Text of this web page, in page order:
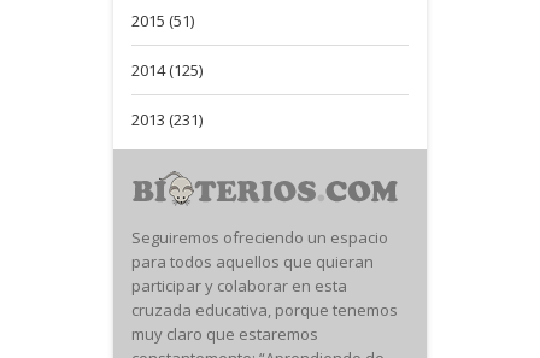
2015 (51)
2014 (125)
2013 (231)
Seguiremos ofreciendo un espacio
para todos aquellos que quieran
participar y colaborar en esta
cruzada educativa, porque tenemos
muy claro que estaremos